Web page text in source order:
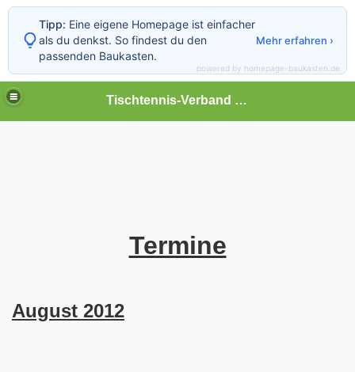
Tischtennis-Verband Vorpommern-Rügen
Termine
August 2012
Tipp: Eine eigene Homepage ist einfacher
als du denkst. So findest du den
passenden Baukasten.
Mehr erfahren ›
powered by homepage-baukasten.de